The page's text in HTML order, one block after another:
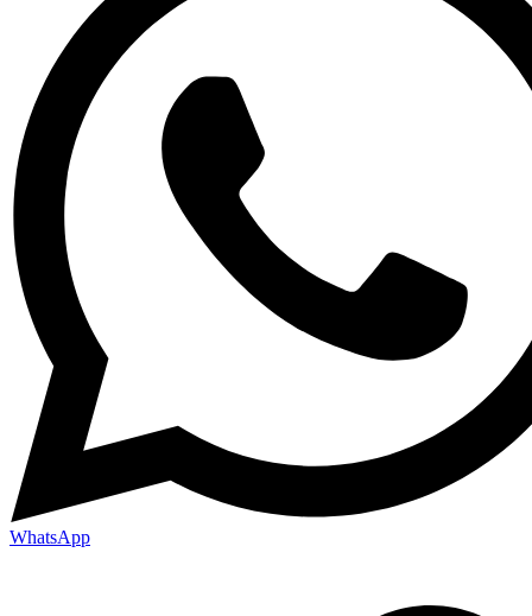
WhatsApp